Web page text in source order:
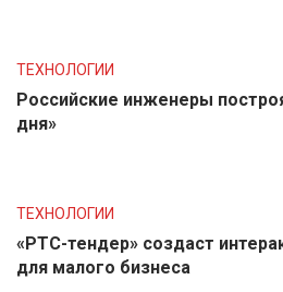
ТЕХНОЛОГИИ
Российские инженеры
дня»
ТЕХНОЛОГИИ
«РТС-тендер» создаст
для малого бизнеса